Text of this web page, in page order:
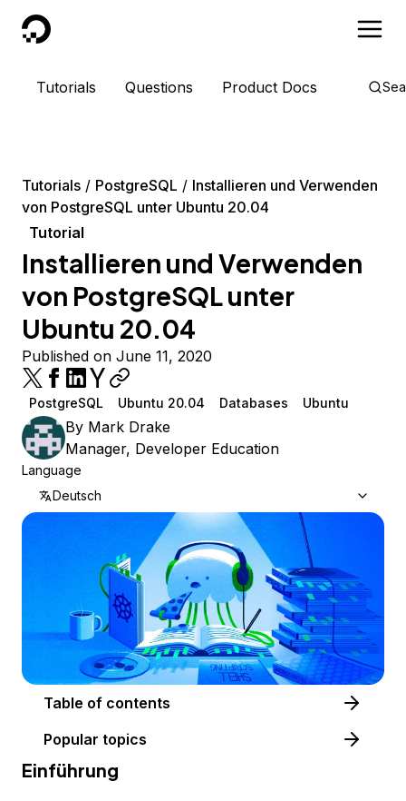
DigitalOcean
Tutorials Questions Product Docs
Tutorials PostgreSQL
Installieren und Verwenden
von PostgreSQL unter Ubuntu 20.04
Tutorial
Installieren und Verwenden
von PostgreSQL unter
Ubuntu 20.04
Published on June 11, 2020
PostgreSQL Ubuntu 20.04 Databases Ubuntu
By Mark Drake
Manager, Developer Education
Language
Deutsch
Table of contents
Popular topics
Einführung